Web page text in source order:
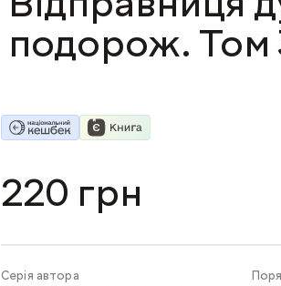
подорож. Том
220 грн
Серія автора